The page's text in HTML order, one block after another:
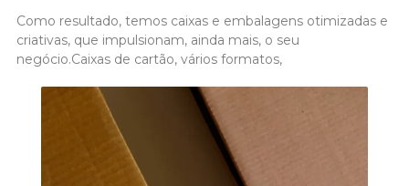
Como resultado, temos caixas e embalagens otimizadas e
criativas, que impulsionam, ainda mais, o seu
negócio.Caixas de cartão, vários formatos,